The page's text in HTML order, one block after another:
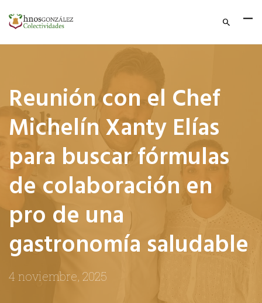
Reunión con el Chef
Michelín Xanty Elías
para buscar fórmulas
de colaboración en
pro de una
gastronomía saludable
4 noviembre, 2025